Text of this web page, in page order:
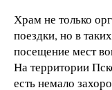
Храм не только
поездки, но в
посещение мест
На территории
есть немало